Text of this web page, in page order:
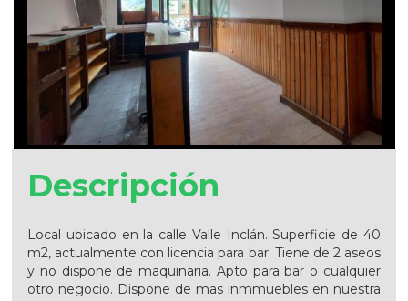
Descripción
Local ubicado en la calle Valle Inclán. Superficie de 40
m2, actualmente con licencia para bar. Tiene de 2 aseos
y no dispone de maquinaria. Apto para bar o cualquier
otro negocio. Dispone de mas inmmuebles en nuestra